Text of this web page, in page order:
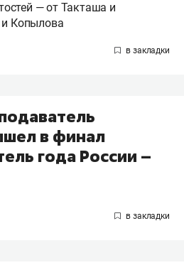
— от Такташа и
и Копылова
в финал
года России –